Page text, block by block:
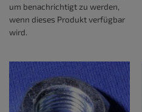
um benachrichtigt zu werden,
wenn dieses Produkt verfügbar
wird.